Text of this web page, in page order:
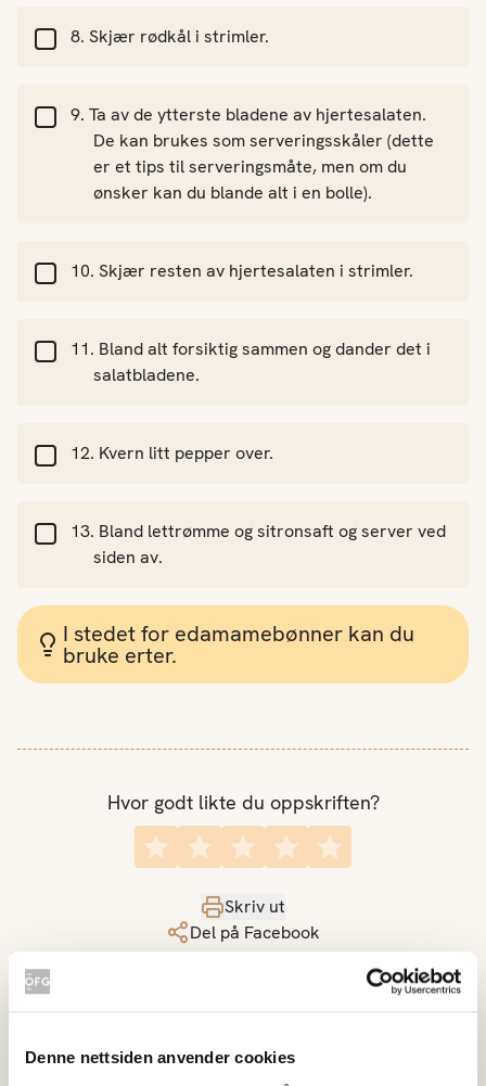
Denne nettsiden anvender cookies
Skjær rødkål i strimler.
Ta av de ytterste bladene av hjertesalaten.
De kan brukes som serveringsskåler (dette
er et tips til serveringsmåte, men om du
ønsker kan du blande alt i en bolle).
Skjær resten av hjertesalaten i strimler.
Bland alt forsiktig sammen og dander det i
salatbladene.
Kvern litt pepper over.
Bland lettrømme og sitronsaft og server ved
siden av.
I stedet for edamamebønner kan du
bruke erter.
Hvor godt likte du oppskriften?
Skriv ut
Del på Facebook